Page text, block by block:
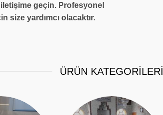
geçin. Profesyonel
size yardımcı olacaktır.
ÜRÜN KATEGORİLERİ